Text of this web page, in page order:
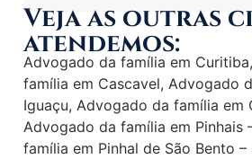
Veja as outras
atendemos:
Advogado da família em Curitiba,
família em Cascavel, Advogado
Iguaçu, Advogado da família em
Advogado da família em Pinhais
família em Pinhal de São Bento –